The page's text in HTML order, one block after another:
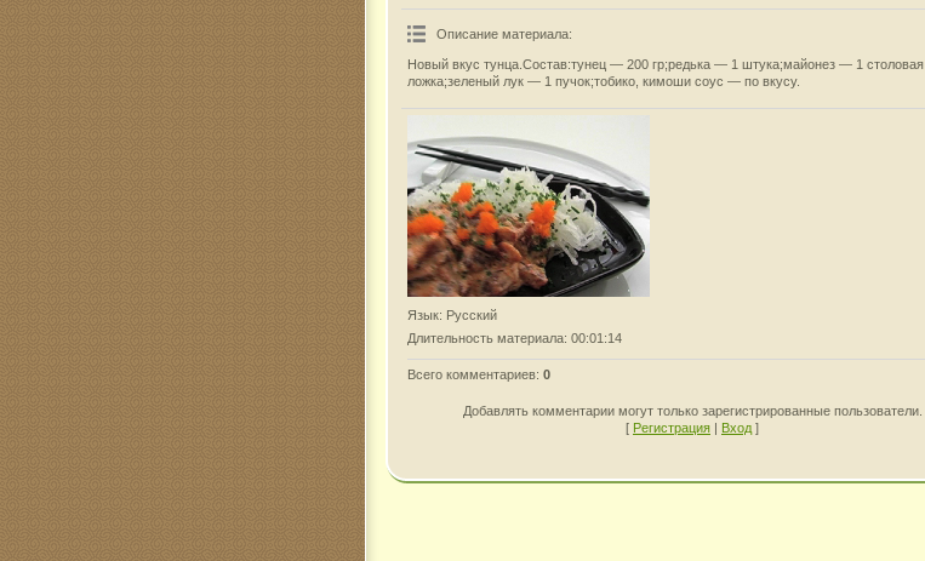
Описание материала:
Новый вкус тунца.Состав:тунец — 200 гр;редька — 1 штука;майонез — 1 столовая
ложка;зеленый лук — 1 пучок;тобико, кимоши соус — по вкусу.
Язык: Русский
Длительность материала: 00:01:14
Всего комментариев: 0
Добавлять комментарии могут только зарегистрированные пользователи.
[ Регистрация | Вход ]